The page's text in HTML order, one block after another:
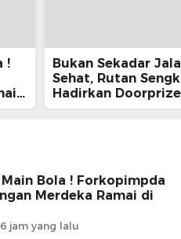
!
Bukan Sekadar
Sehat, Rutan
Hadirkan
Lomba Semarak
Bola ! Forkopimpda
Merdeka Ramai di
6 jam yang lalu